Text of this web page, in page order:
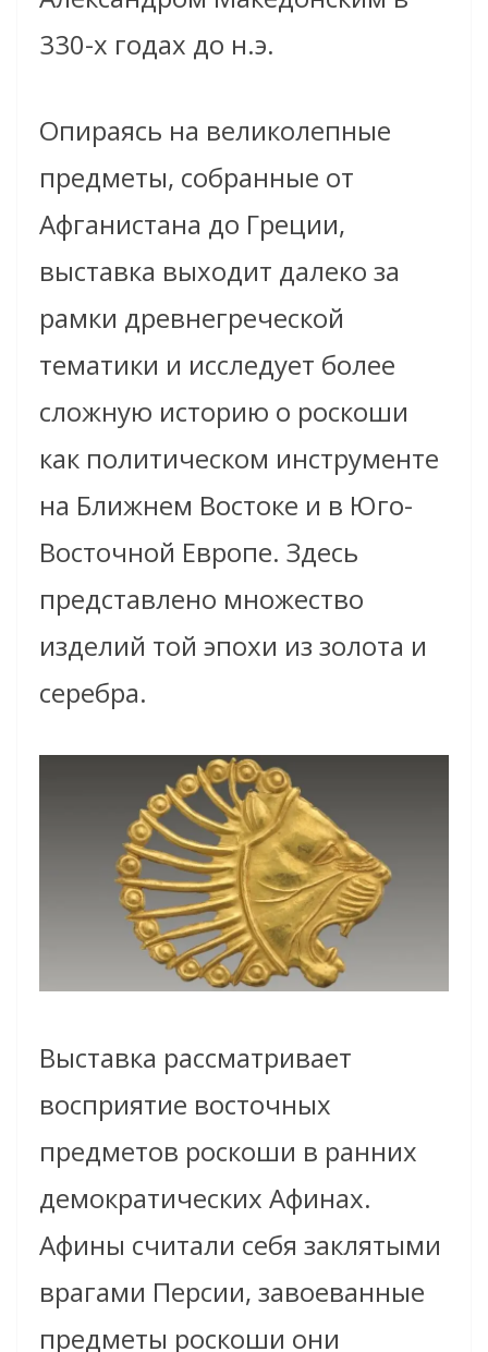
330-х годах до н.э.
Опираясь на великолепные
предметы, собранные от
Афганистана до Греции,
выставка выходит далеко за
рамки древнегреческой
тематики и исследует более
сложную историю о роскоши
как политическом инструменте
на Ближнем Востоке и в Юго-
Восточной Европе. Здесь
представлено множество
изделий той эпохи из золота и
серебра.
Выставка рассматривает
восприятие восточных
предметов роскоши в ранних
демократических Афинах.
Афины считали себя заклятыми
врагами Персии, завоеванные
предметы роскоши они